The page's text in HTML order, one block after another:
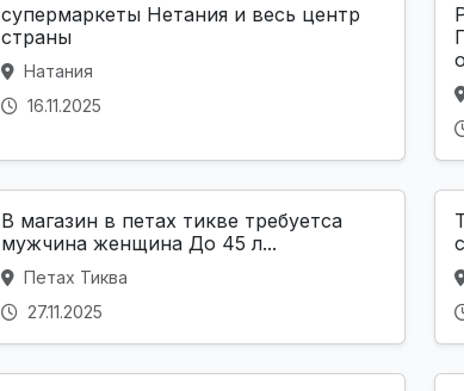
супермаркеты Нетания и весь центр
страны
Натания
16.11.2025
В магазин в петах тикве требуетса
мужчина женщина До 45 л...
Петах Тиква
27.11.2025